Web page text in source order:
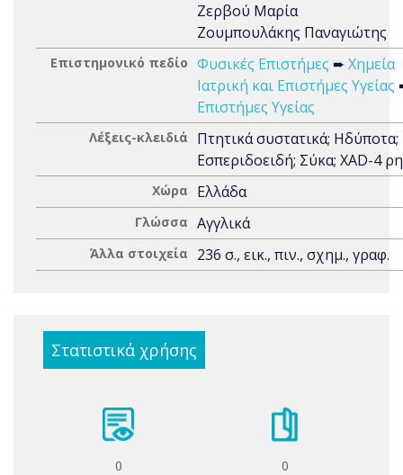
Ζερβού Μαρία
Ζουμπουλάκης Παναγιώτης
Επιστημονικό πεδίο Φυσικές Επιστήμες ➨ Χημεία
Ιατρική και Επιστήμες Υγείας
Επιστήμες Υγείας
Λέξεις-κλειδιά
Πτητικά συστατικά; Ηδύποτα;
Εσπεριδοειδή; Σύκα; XAD-4
Χώρα Ελλάδα
Γλώσσα Αγγλικά
Άλλα στοιχεία 236 σ., εικ., πιν., σχημ., γραφ.
Στατιστικά χρήσης
0 0